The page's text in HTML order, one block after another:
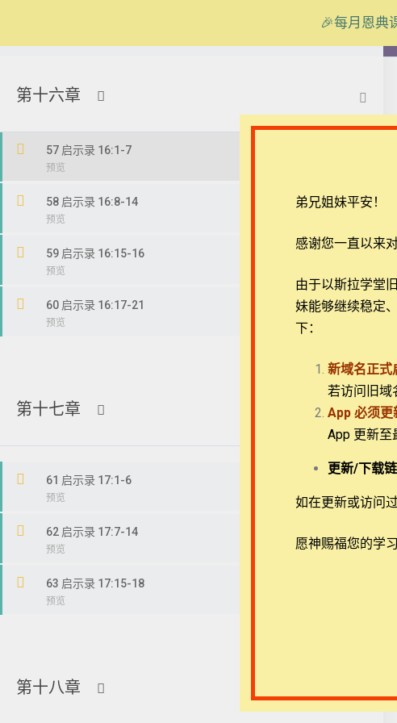
第十六章
57 启示录 16:1-7
58 启示录 16:8-14
59 启示录 16:15-16
60 启示录 16:17-21
第十七章
61 启示录 17:1-6
62 启示录 17:7-14
63 启示录 17:15-18
第十八章
常见问题
Copyright © 2022-2026 Timothy Training International,
弟兄姐妹平安！
感谢您一直以来
由于以斯拉学堂
妹能够继续稳定
下：
新域名正式
若访问旧域
App 必须更
App 更新至
更新/下载链
如在更新或访问
愿神赐福您的学
🎉每月恩典